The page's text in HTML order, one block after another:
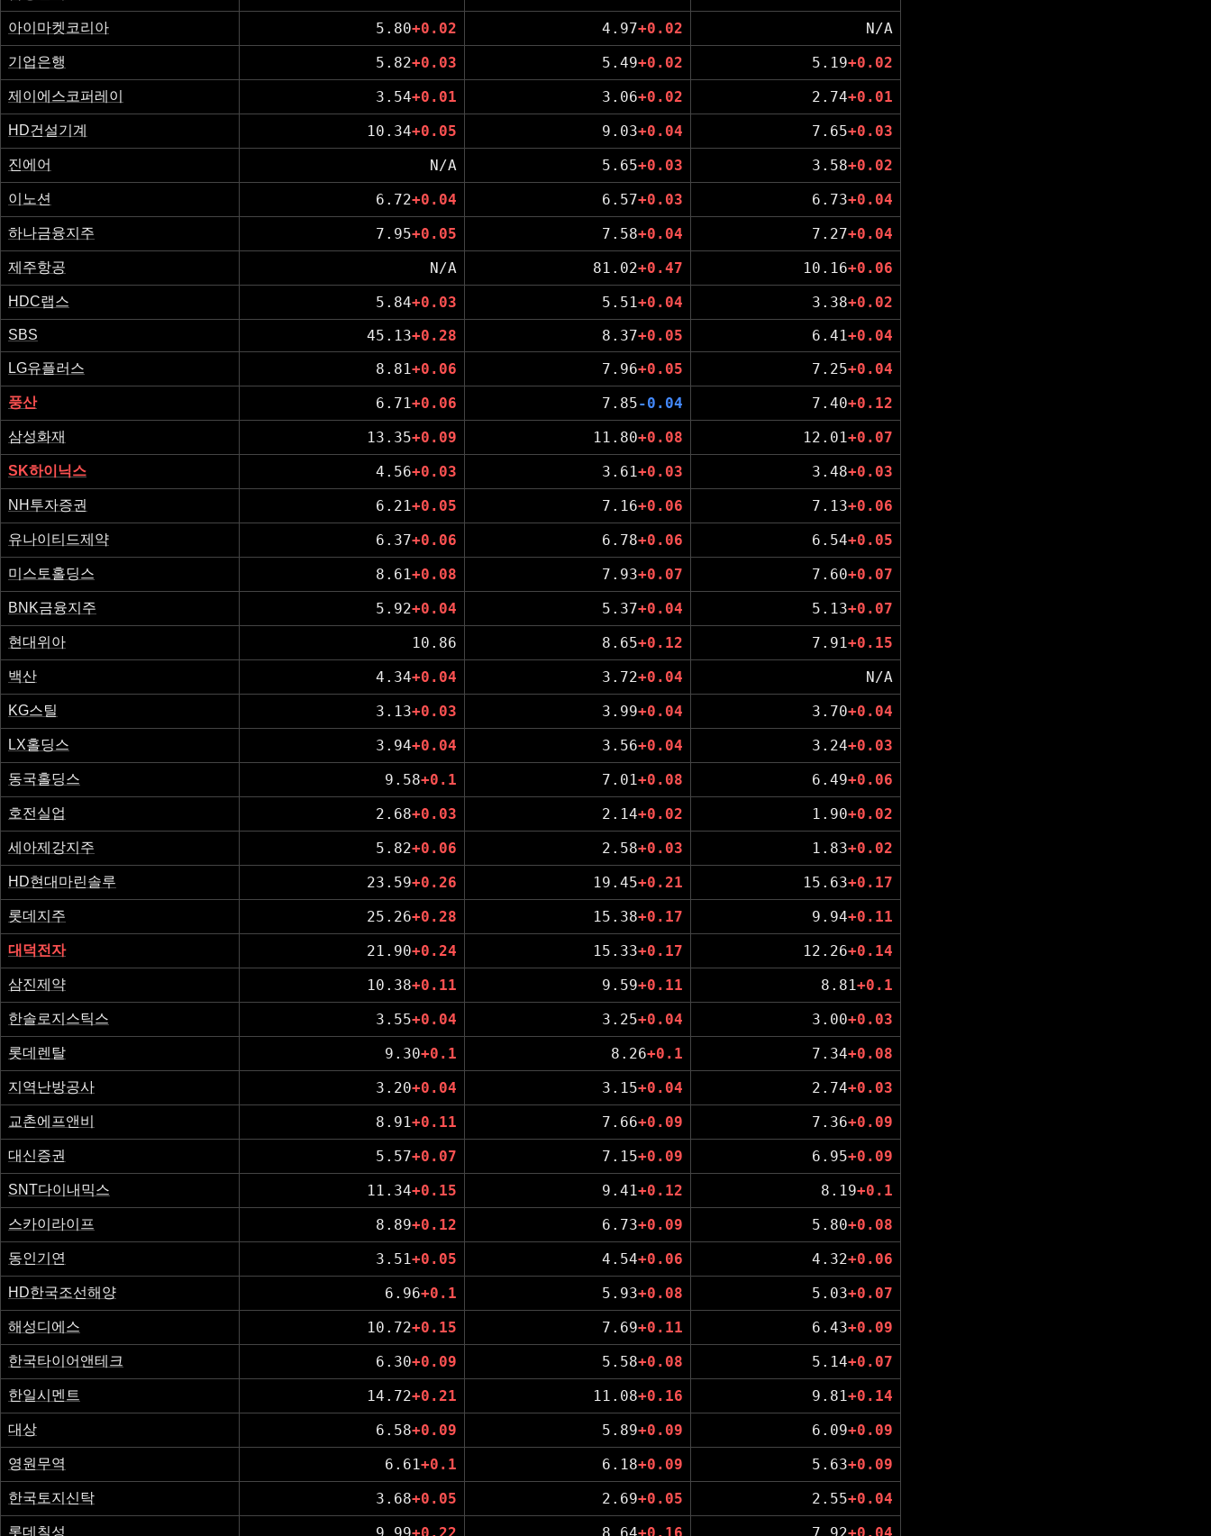
아이마켓코리아 5.80+0.02 4.97+0.02 N/A
기업은행 5.82+0.03 5.49+0.02 5.19+0.02
제이에스코퍼레이 3.54+0.01 3.06+0.02 2.74+0.01
HD건설기계 10.34+0.05 9.03+0.04 7.65+0.03
진에어 N/A 5.65+0.03 3.58+0.02
이노션 6.72+0.04 6.57+0.03 6.73+0.04
하나금융지주 7.95+0.05 7.58+0.04 7.27+0.04
제주항공 N/A 81.02+0.47 10.16+0.06
HDC랩스 5.84+0.03 5.51+0.04 3.38+0.02
SBS 45.13+0.28 8.37+0.05 6.41+0.04
LG유플러스 8.81+0.06 7.96+0.05 7.25+0.04
풍산 6.71+0.06 7.85-0.04 7.40+0.12
삼성화재 13.35+0.09 11.80+0.08 12.01+0.07
SK하이닉스 4.56+0.03 3.61+0.03 3.48+0.03
NH투자증권 6.21+0.05 7.16+0.06 7.13+0.06
유나이티드제약 6.37+0.06 6.78+0.06 6.54+0.05
미스토홀딩스 8.61+0.08 7.93+0.07 7.60+0.07
BNK금융지주 5.92+0.04 5.37+0.04 5.13+0.07
현대위아 10.86 8.65+0.12 7.91+0.15
백산 4.34+0.04 3.72+0.04 N/A
KG스틸 3.13+0.03 3.99+0.04 3.70+0.04
LX홀딩스 3.94+0.04 3.56+0.04 3.24+0.03
동국홀딩스 9.58+0.1 7.01+0.08 6.49+0.06
호전실업 2.68+0.03 2.14+0.02 1.90+0.02
세아제강지주 5.82+0.06 2.58+0.03 1.83+0.02
HD현대마린솔루 23.59+0.26 19.45+0.21 15.63+0.17
롯데지주 25.26+0.28 15.38+0.17 9.94+0.11
대덕전자 21.90+0.24 15.33+0.17 12.26+0.14
삼진제약 10.38+0.11 9.59+0.11 8.81+0.1
한솔로지스틱스 3.55+0.04 3.25+0.04 3.00+0.03
롯데렌탈 9.30+0.1 8.26+0.1 7.34+0.08
지역난방공사 3.20+0.04 3.15+0.04 2.74+0.03
교촌에프앤비 8.91+0.11 7.66+0.09 7.36+0.09
대신증권 5.57+0.07 7.15+0.09 6.95+0.09
SNT다이내믹스 11.34+0.15 9.41+0.12 8.19+0.1
스카이라이프 8.89+0.12 6.73+0.09 5.80+0.08
동인기연 3.51+0.05 4.54+0.06 4.32+0.06
HD한국조선해양 6.96+0.1 5.93+0.08 5.03+0.07
해성디에스 10.72+0.15 7.69+0.11 6.43+0.09
한국타이어앤테크 6.30+0.09 5.58+0.08 5.14+0.07
한일시멘트 14.72+0.21 11.08+0.16 9.81+0.14
대상 6.58+0.09 5.89+0.09 6.09+0.09
영원무역 6.61+0.1 6.18+0.09 5.63+0.09
한국토지신탁 3.68+0.05 2.69+0.05 2.55+0.04
롯데칠성